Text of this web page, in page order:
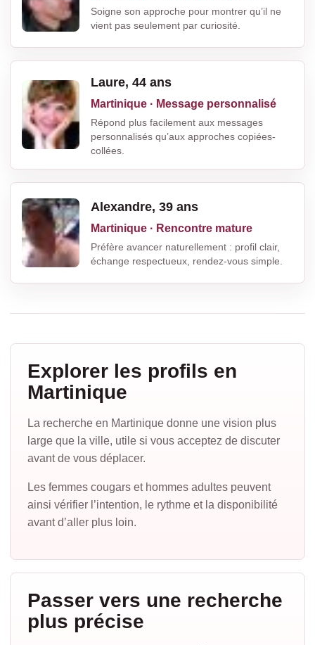
Soigne son approche pour montrer qu’il ne
vient pas seulement par curiosité.
Laure, 44 ans
Martinique · Message personnalisé
Répond plus facilement aux messages
personnalisés qu’aux approches copiées-
collées.
Alexandre, 39 ans
Martinique · Rencontre mature
Préfère avancer naturellement : profil clair,
échange respectueux, rendez-vous simple.
Explorer les profils en
Martinique
La recherche en Martinique donne une vision plus
large que la ville, utile si vous acceptez de discuter
avant de vous déplacer.
Les femmes cougars et hommes adultes peuvent
ainsi vérifier l’intention, le rythme et la disponibilité
avant d’aller plus loin.
Passer vers une recherche
plus précise